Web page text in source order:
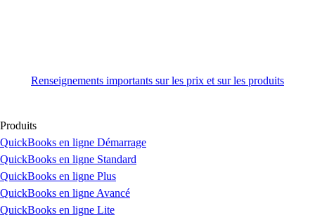
Renseignements importants sur les prix et sur les produits
Produits
QuickBooks en ligne Démarrage
QuickBooks en ligne Standard
QuickBooks en ligne Plus
QuickBooks en ligne Avancé
QuickBooks en ligne Lite